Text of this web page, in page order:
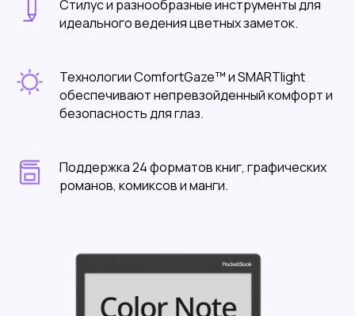
Стилус и разнообразные инструменты для
идеального ведения цветных заметок.
Технологии ComfortGaze™ и SMARTlight
обеспечивают непревзойденный комфорт и
безопасность для глаз.
Поддержка 24 форматов книг, графических
романов, комиксов и манги.